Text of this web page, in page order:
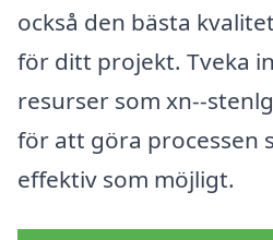
också den bästa
för ditt projekt. Tveka
resurser som xn--
för att göra processen
effektiv som möjligt.